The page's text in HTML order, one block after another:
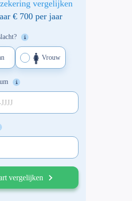
vergelijken
€ 700 per jaar
Vrouw
vergelijken